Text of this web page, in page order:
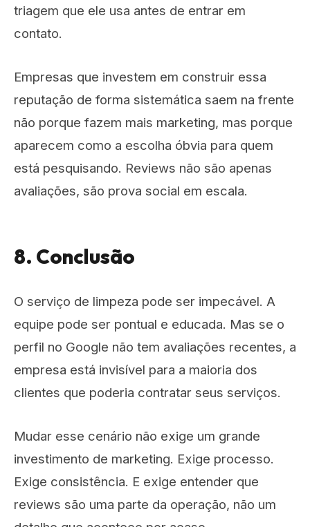
triagem que ele usa antes de entrar em
contato.
Empresas que investem em construir essa
reputação de forma sistemática saem na frente
não porque fazem mais marketing, mas porque
aparecem como a escolha óbvia para quem
está pesquisando. Reviews não são apenas
avaliações, são prova social em escala.
8. Conclusão
O serviço de limpeza pode ser impecável. A
equipe pode ser pontual e educada. Mas se o
perfil no Google não tem avaliações recentes, a
empresa está invisível para a maioria dos
clientes que poderia contratar seus serviços.
Mudar esse cenário não exige um grande
investimento de marketing. Exige processo.
Exige consistência. E exige entender que
reviews são uma parte da operação, não um